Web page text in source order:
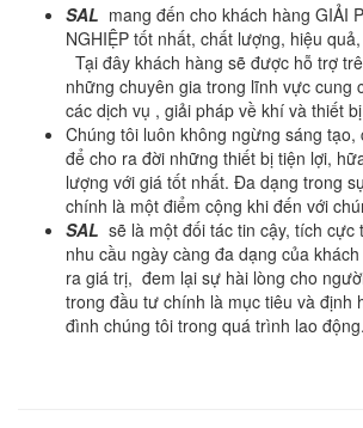
SAL mang đến cho khách hàng GIẢI
NGHIỆP tốt nhất, chất lượng, hiệu
Tại đây khách hàng sẽ được hỗ trợ
những chuyên gia trong lĩnh vực cung
các dịch vụ , giải pháp về khí và thiết
Chúng tôi luôn không ngừng sáng tạo,
để cho ra đời những thiết bị tiện lợi,
lượng với giá tốt nhất. Đa dạng trong
chính là một điểm cộng khi đến với
SAL sẽ là một đối tác tin cậy, tích cực
nhu cầu ngày càng đa dạng của
ra giá trị, đem lại sự hài lòng cho
trong đầu tư chính là mục tiêu và định
đình chúng tôi trong quá trình lao động.